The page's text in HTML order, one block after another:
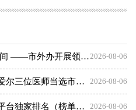
2026-08-06
领保知识送身边 海外安全记心间 ——市外办开展领保大讲堂系列活动
2026-08-06
​聚力青年医师眼科发展！宁德爱尔三位医师当选市眼科青年学组成员
2026-08-06
香港黄金交易所十大知名会员平台独家排名（榜单综合）